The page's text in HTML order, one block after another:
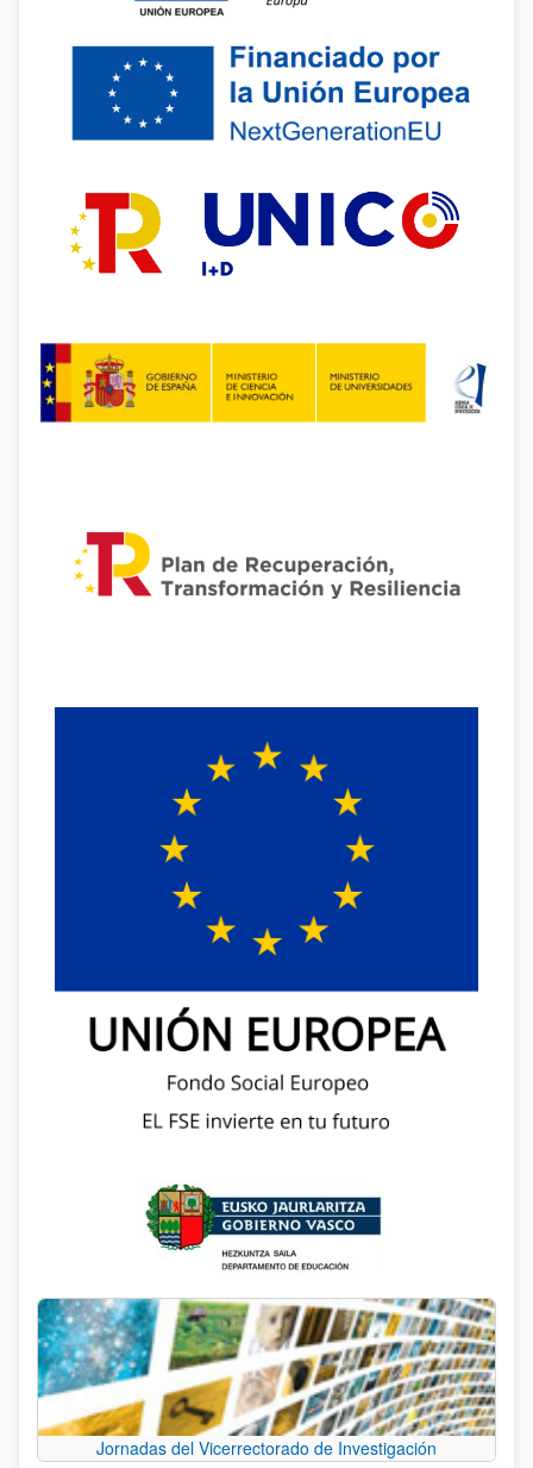
Jornadas del Vicerrectorado de Investigación